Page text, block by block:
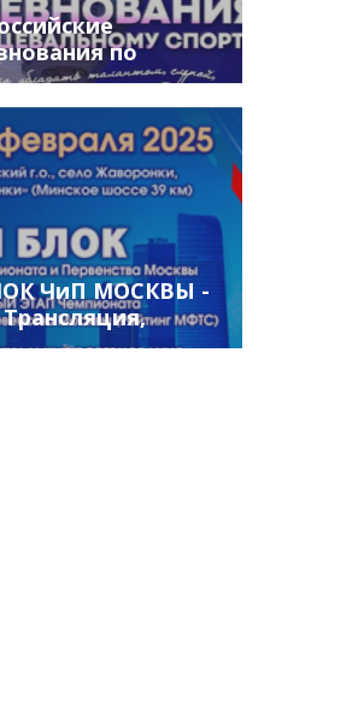
по
танцам г.
Заходы и
ЧиП МОСКВЫ -
Трансляция,